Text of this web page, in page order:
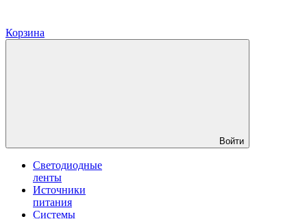
Корзина
Войти
Светодиодные
ленты
Источники
питания
Системы